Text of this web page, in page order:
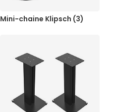
Mini-chaine Klipsch (3)